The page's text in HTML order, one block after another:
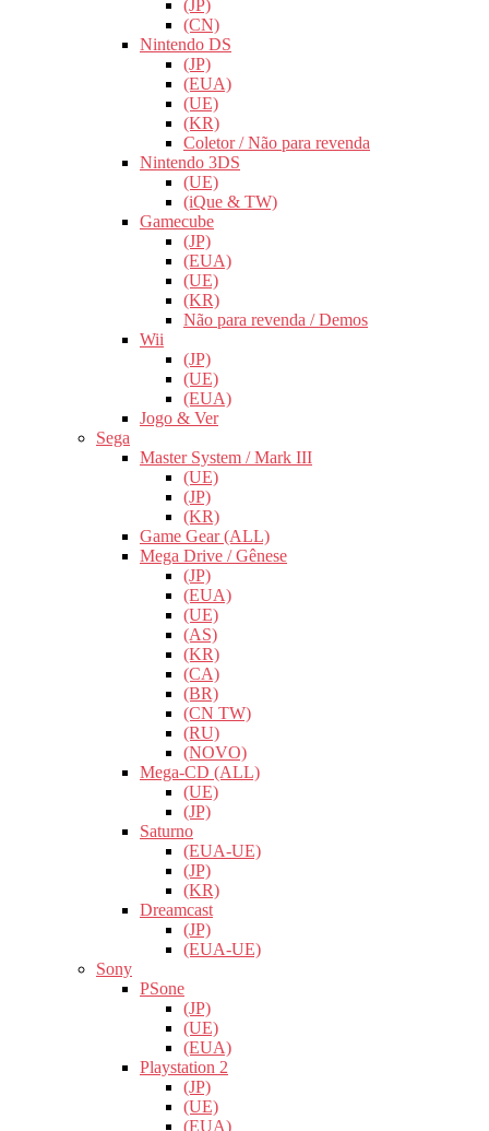
(JP)
(CN)
Nintendo DS
(JP)
(EUA)
(UE)
(KR)
Coletor / Não para revenda
Nintendo 3DS
(UE)
(iQue & TW)
Gamecube
(JP)
(EUA)
(UE)
(KR)
Não para revenda / Demos
Wii
(JP)
(UE)
(EUA)
Jogo & Ver
Sega
Master System / Mark III
(UE)
(JP)
(KR)
Game Gear (ALL)
Mega Drive / Gênese
(JP)
(EUA)
(UE)
(AS)
(KR)
(CA)
(BR)
(CN TW)
(RU)
(NOVO)
Mega-CD (ALL)
(UE)
(JP)
Saturno
(EUA-UE)
(JP)
(KR)
Dreamcast
(JP)
(EUA-UE)
Sony
PSone
(JP)
(UE)
(EUA)
Playstation 2
(JP)
(UE)
(EUA)